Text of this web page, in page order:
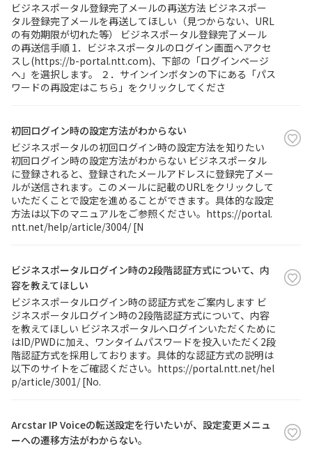
ビジネスポータル登録完了メールの再送方法 ビジネスポー
タル登録完了メールを再送してほしい（見つからない、URL
の有効期限が切れた等） ビジネスポータル登録完了メール
の再送信手順 1．ビジネスポータルのログイン画面へアクセ
スし(https://b-portal.ntt.com)、下部の「ログインページ
へ」を選択します。 ２．サインインボタンの下にある「パス
ワードの再設定はこちら」をクリックしてくださ
初回ログイン時の設定方法がわからない
ビジネスポータルの初回ログイン時の設定方法を知りたい
初回ログイン時の設定方法がわからない ビジネスポータル
に登録されると、登録されたメールアドレスに登録完了メー
ルが送信されます。このメールに記載のURLをクリックして
いただくことで設定を進めることができます。具体的な設定
方法は以下のマニュアルをご参照ください。https://portal.
ntt.net/help/article/3004/ [N
ビジネスポータルログイン時の2段階認証方式について、内
容を教えてほしい
ビジネスポータルログイン時の認証方式をご案内します ビ
ジネスポータルログイン時の2段階認証方式について、内容
を教えてほしい ビジネスポータルへログインいただくために
はID/PWDに加え、ワンタイムパスワードを投入いただく2段
階認証方式を採用しております。具体的な認証方式の説明は
以下のサイトをご確認ください。https://portal.ntt.net/hel
p/article/3001/ [No.
Arcstar IP Voiceの転送設定を行いたいが、設定変更メニュ
ーへの遷移方法がわからない。